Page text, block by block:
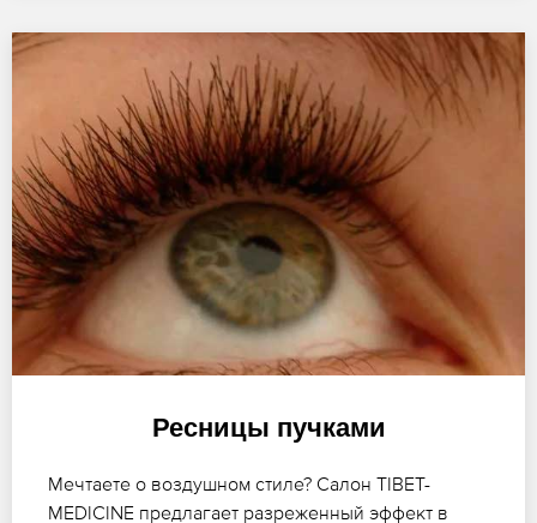
Ресницы пучками
Мечтаете о воздушном стиле? Салон TIBET-
MEDICINE предлагает разреженный эффект в